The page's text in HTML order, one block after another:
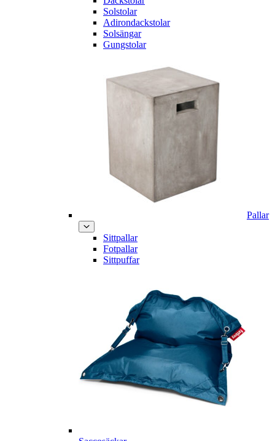
Solstolar
Adirondackstolar
Solsängar
Gungstolar
Pallar
Sittpallar
Fotpallar
Sittpuffar